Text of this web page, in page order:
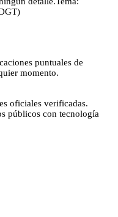
puntuales de
momento.
oficiales verificadas.
públicos con tecnología